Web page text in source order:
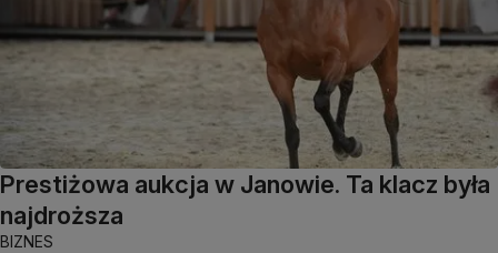
Prestiżowa aukcja w Janowie. Ta klacz była
najdroższa
BIZNES